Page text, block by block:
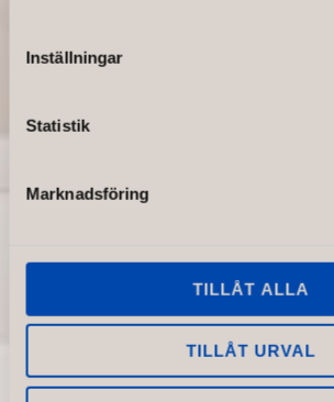
Inställningar
Statistik
Marknadsföring
TILLÅT ALLA
TILLÅT URVAL